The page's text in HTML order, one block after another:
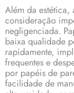
Além da
consideração
negligenciada.
baixa qualidade
rapidamente,
frequentes e
por papéis de
facilidade de